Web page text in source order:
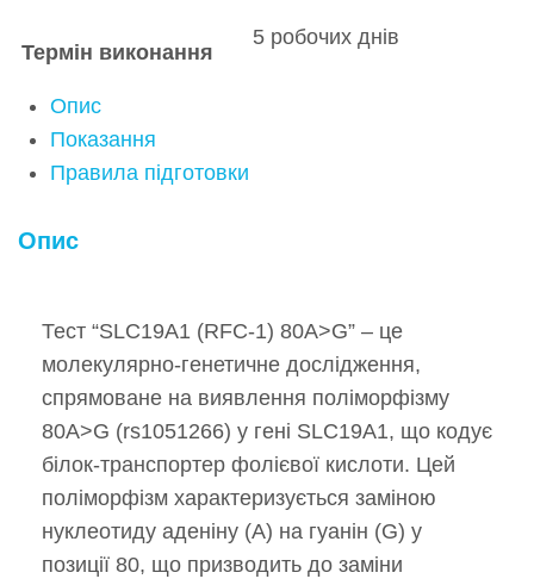
Термін виконання
5 робочих днів
Опис
Показання
Правила підготовки
Опис
Тест “SLC19A1 (RFC-1) 80A>G” – це
молекулярно-генетичне дослідження,
спрямоване на виявлення поліморфізму
80A>G (rs1051266) у гені SLC19A1, що кодує
білок-транспортер фолієвої кислоти. Цей
поліморфізм характеризується заміною
нуклеотиду аденіну (A) на гуанін (G) у
позиції 80, що призводить до заміни